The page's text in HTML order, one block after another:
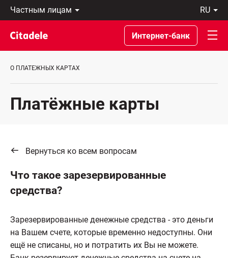
Частным
лицам
Предприятиям
Private
Banking
банке
ru
Latviski
По-
русски
In
Интернет-банк
О ПЛАТЕЖНЫХ КАРТАХ
Платёжные карты
Вернуться ко всем вопросам
Что такое зарезервированные
средства?
Зарезервированные денежные средства - это деньги
на Вашем счете, которые временно недоступны. Они
ещё не списаны, но и потратить их Вы не можете.